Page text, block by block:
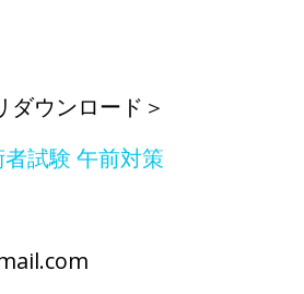
ダウンロード＞
試験 午前対策